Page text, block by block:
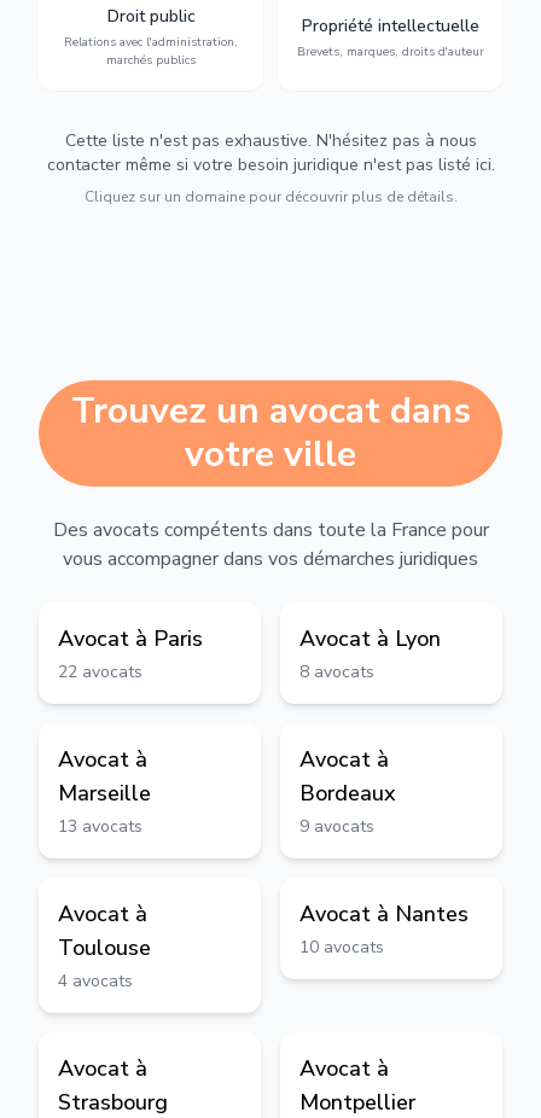
Droit public
Relations avec l'administration,
marchés publics
avec l'administration :
marchés publics,
urbanisme et contentieux.
Propriété intellectuelle
Brevets, marques, droits d'auteur
d'auteur et lutte contre la
contrefaçon.
Cette liste n'est pas exhaustive. N'hésitez pas à nous
contacter même si votre besoin juridique n'est pas listé ici.
Cliquez sur un domaine pour découvrir plus de détails.
Trouvez un avocat dans
votre ville
Des avocats compétents dans toute la France pour
vous accompagner dans vos démarches juridiques
Avocat à Paris
22 avocats
Avocat à Lyon
8 avocats
Avocat à
Marseille
13 avocats
Avocat à
Bordeaux
9 avocats
Avocat à
Toulouse
4 avocats
Avocat à Nantes
10 avocats
Avocat à
Strasbourg
Avocat à
Montpellier